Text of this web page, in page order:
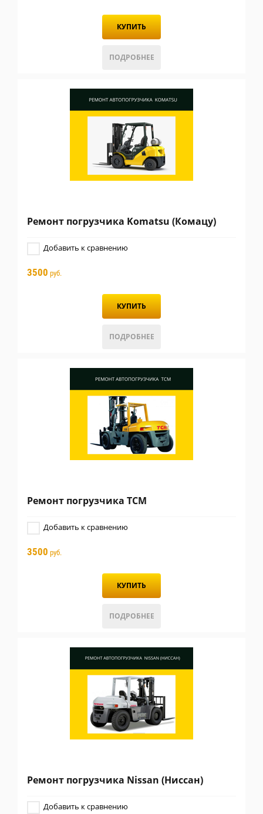
КУПИТЬ
ПОДРОБНЕЕ
Ремонт погрузчика Komatsu (Комацу)
Добавить к сравнению
3500 руб.
КУПИТЬ
ПОДРОБНЕЕ
Ремонт погрузчика TCM
Добавить к сравнению
3500 руб.
КУПИТЬ
ПОДРОБНЕЕ
Ремонт погрузчика Nissan (Ниссан)
Добавить к сравнению